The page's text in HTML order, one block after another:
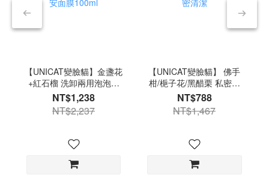
【UNICAT變臉貓】金盞花
+紅石榴 洗卸兩用泡泡慕
斯 +梔子花/佛手柑/黑醋栗
私密露200ml (選2) +膠原
蛋白彈力晚安面膜100ml
NT$1,238
NT$2,237
【UNICAT變臉貓】 佛手
柑/梔子花/黑醋栗 私密呵
護潔淨露 200ml 任選3入
超值組 私密露 私密保養
私密清潔露 私密清潔
NT$788
NT$1,467